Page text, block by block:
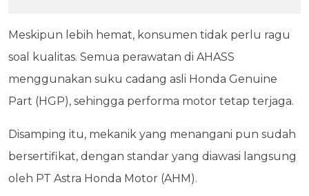
Meskipun lebih hemat, konsumen tidak perlu ragu
soal kualitas. Semua perawatan di AHASS
menggunakan suku cadang asli Honda Genuine
Part (HGP), sehingga performa motor tetap terjaga.
Disamping itu, mekanik yang menangani pun sudah
bersertifikat, dengan standar yang diawasi langsung
oleh PT Astra Honda Motor (AHM).